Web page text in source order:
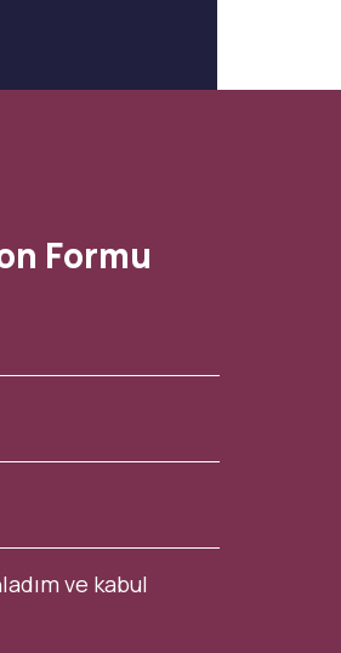
Formu
ve kabul